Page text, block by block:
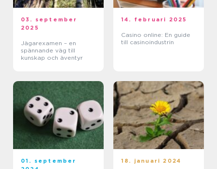
03. september
2025
Jägarexamen – en
spännande väg till
kunskap och äventyr
14. februari 2025
Casino online: En guide
till casinoindustrin
01. september
18. januari 2024